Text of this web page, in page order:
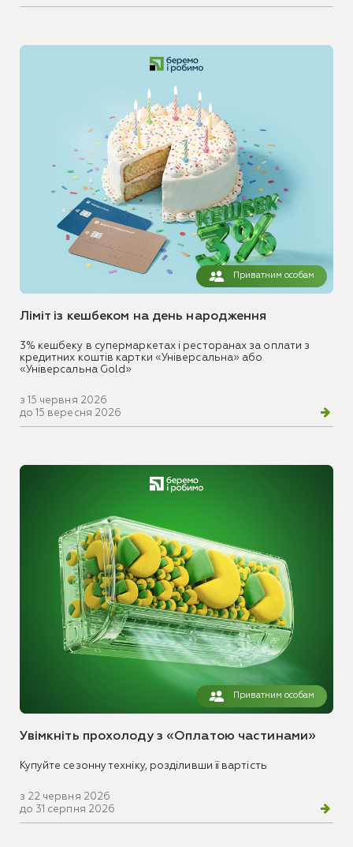
Приватним особам
Ліміт із кешбеком на день народження
3% кешбеку в супермаркетах і ресторанах за оплати з
кредитних коштів картки «Універсальна» або
«Універсальна Gold»
з 15 червня 2026
до 15 вересня 2026
Приватним особам
Увімкніть прохолоду з «Оплатою частинами»
Купуйте сезонну техніку, розділивши її вартість
з 22 червня 2026
до 31 серпня 2026